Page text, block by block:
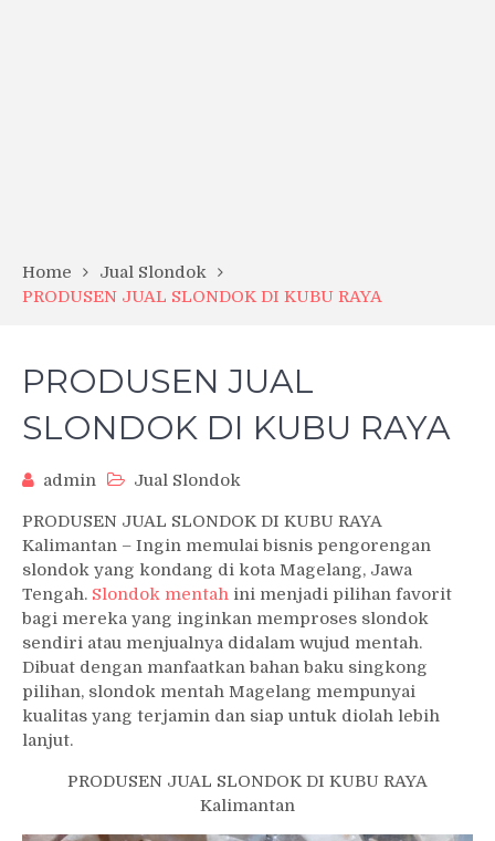
Home
Jual Slondok
PRODUSEN JUAL SLONDOK DI KUBU RAYA
PRODUSEN JUAL
SLONDOK DI KUBU RAYA
admin Jual Slondok
PRODUSEN JUAL SLONDOK DI KUBU RAYA
Kalimantan – Ingin memulai bisnis pengorengan
slondok yang kondang di kota Magelang, Jawa
Tengah. Slondok mentah ini menjadi pilihan favorit
bagi mereka yang inginkan memproses slondok
sendiri atau menjualnya didalam wujud mentah.
Dibuat dengan manfaatkan bahan baku singkong
pilihan, slondok mentah Magelang mempunyai
kualitas yang terjamin dan siap untuk diolah lebih
lanjut.
PRODUSEN JUAL SLONDOK DI KUBU RAYA
Kalimantan